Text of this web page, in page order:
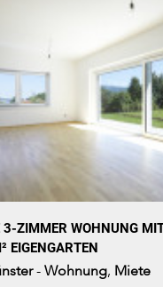
3-ZIMMER WOHNUNG
EIGENGARTEN
-Wohnung, Miete